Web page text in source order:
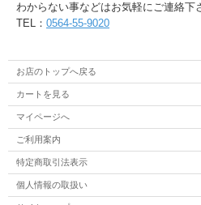
わからない事などはお気軽にご連絡下
TEL： 0564-55-9020
お店のトップへ戻る
カートを見る
マイページへ
ご利用案内
特定商取引法表示
個人情報の取扱い